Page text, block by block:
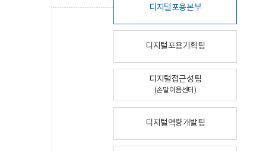
디지털포용본부
디지털포용기획팀
디지털접근성팀
(손말이음센터)
디지털역량개발팀